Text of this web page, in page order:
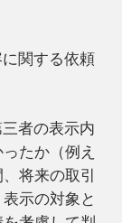
関する依頼
者の表示内
たか（例え
将来の取引
示の対象と